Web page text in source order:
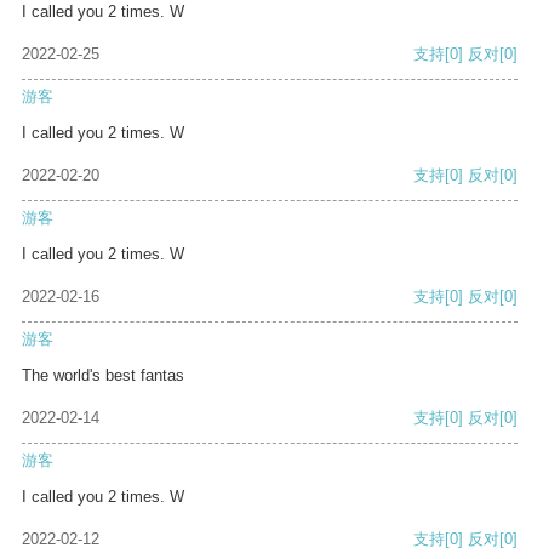
I called you 2 times. W
2022-02-25 支持[0] 反对[0]
游客
I called you 2 times. W
2022-02-20 支持[0] 反对[0]
游客
I called you 2 times. W
2022-02-16 支持[0] 反对[0]
游客
The world's best fantas
2022-02-14 支持[0] 反对[0]
游客
I called you 2 times. W
2022-02-12 支持[0] 反对[0]